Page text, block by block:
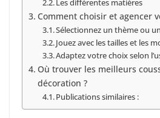
Les différentes matières
Comment choisir et agencer
Sélectionnez un thème ou
Jouez avec les tailles et les
Adaptez votre choix selon
Où trouver les meilleurs
décoration ?
Publications similaires :